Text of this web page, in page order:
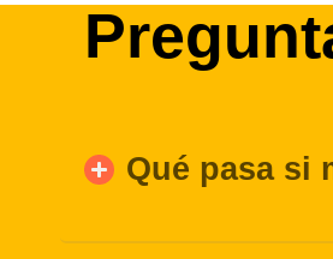
Qué pasa si